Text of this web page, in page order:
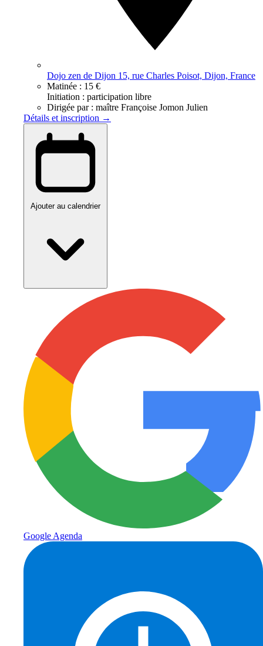
Dojo zen de Dijon 15, rue Charles Poisot, Dijon, France
Matinée : 15 €
Initiation : participation libre
Dirigée par : maître Françoise Jomon Julien
Détails et inscription →
Ajouter au calendrier
Google Agenda